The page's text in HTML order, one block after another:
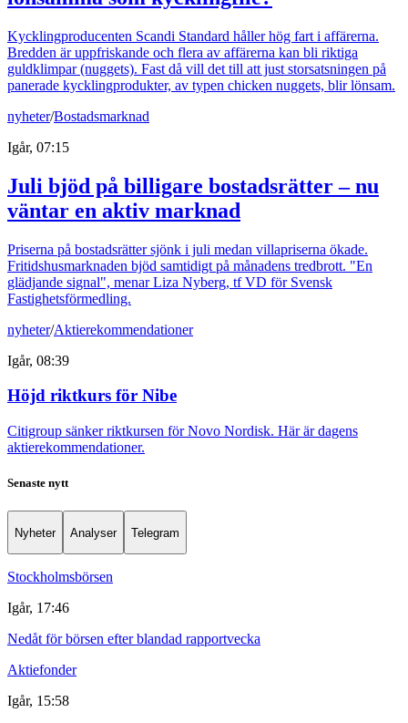
Kycklingproducenten Scandi Standard håller hög fart i affärerna.
Bredden är uppfriskande och flera av affärerna kan bli riktiga
guldklimpar (nuggets). Fast då vill det till att just storsatsningen på
panerade kycklingprodukter, av typen chicken nuggets, blir lönsam.
nyheter/Bostadsmarknad
Igår, 07:15
Juli bjöd på billigare bostadsrätter – nu
väntar en aktiv marknad
Priserna på bostadsrätter sjönk i juli medan villapriserna ökade.
Fritidshusmarknaden bjöd samtidigt på månadens tredbrott. "En
glädjande signal", menar Liza Nyberg, tf VD för Svensk
Fastighetsförmedling.
nyheter/Aktierekommendationer
Igår, 08:39
Höjd riktkurs för Nibe
Citigroup sänker riktkursen för Novo Nordisk. Här är dagens
aktierekommendationer.
Senaste nytt
Nyheter Analyser Telegram
Stockholmsbörsen
Igår, 17:46
Nedåt för börsen efter blandad rapportvecka
Aktiefonder
Igår, 15:58